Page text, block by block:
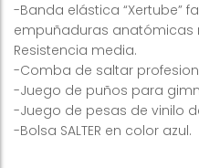
-Banda elástica “Xertube”
empuñaduras anatómicas
Resistencia media.
-Comba de saltar
-Juego de puños para
-Juego de pesas de vinilo
-Bolsa SALTER en color azul.